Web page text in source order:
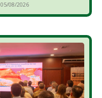
05/08/2026